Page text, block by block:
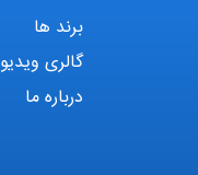
برند ها
گالری ویدیو
درباره ما